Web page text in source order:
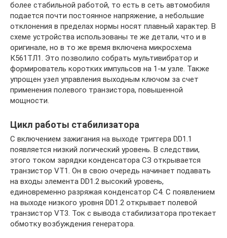
более стабильной работой, то есть в сеть автомобиля
подается почти постоянное напряжение, а небольшие
отклонения в пределах нормы носят плавный характер. В
схеме устройства использованы те же детали, что и в
оригинале, но в то же время включена микросхема
К561ТЛ1. Это позволило собрать мультивибратор и
формирователь коротких импульсов на 1-м узле. Также
упрощен узел управления выходным ключом за счет
применения полевого транзистора, повышенной
мощности.
Цикл работы стабилизатора
С включением зажигания на выходе триггера DD1.1
появляется низкий логический уровень. В следствии,
этого током зарядки конденсатора СЗ открывается
транзистор VT1. Он в свою очередь начинает подавать
на входы элемента DD1.2 высокий уровень,
единовременно разряжая конденсатор С4. С появлением
на выходе низкого уровня DD1.2 открывает полевой
транзистор VT3. Ток с вывода стабилизатора протекает
обмотку возбуждения генератора.